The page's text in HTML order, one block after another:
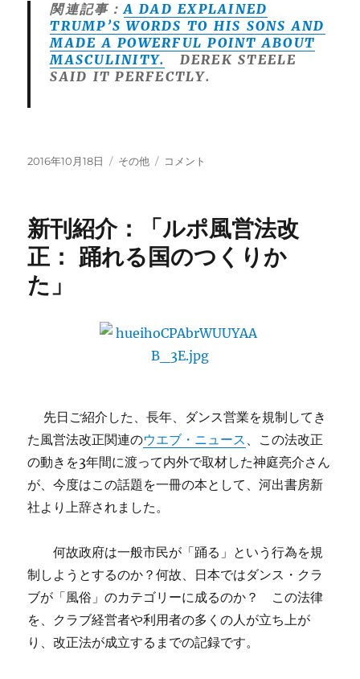
関連記事：A DAD EXPLAINED
TRUMP’S WORDS TO HIS SONS AND
MADE A POWERFUL POINT ABOUT
MASCULINITY.
DEREK STEELE
SAID IT PERFECTLY.
投
2016年10月18日
カ
ー
その他
ジ
は
無
関
ラ
プ
の
と
を
子
明
た
ア
メ
カ
コメント
新刊紹介：「ルポ風営法改
正： 踊れる国のつくりか
た」
先日ご紹介した、長年、ダンス営業を規制してき
た風営法改正関連のウエブ・ニュース 、この法改正
の動きを3年間に渡って内外で取材した神庭亮介さん
が、今度はこの話題を一冊の本として、河出書房新
社より上辞されました。
何故政府は一般市民が「踊る」という行為を規
制しようとするのか？何故、日本ではダンス・クラ
ブが「風俗」のカテゴリーに成るのか？ この法律
を、クラブ経営者や利用者の多くの人が立ち上が
り、改正法が成立するまでの記録です。